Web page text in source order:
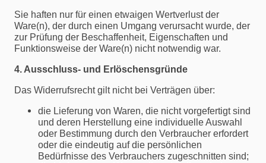
Sie haften nur für einen etwaigen Wertverlust der
Ware(n), der durch einen Umgang verursacht wurde, der
zur Prüfung der Beschaffenheit, Eigenschaften und
Funktionsweise der Ware(n) nicht notwendig war.
4. Ausschluss- und Erlöschensgründe
Das Widerrufsrecht gilt nicht bei Verträgen über:
die Lieferung von Waren, die nicht vorgefertigt sind
und deren Herstellung eine individuelle Auswahl
oder Bestimmung durch den Verbraucher erfordert
oder die eindeutig auf die persönlichen
Bedürfnisse des Verbrauchers zugeschnitten sind;